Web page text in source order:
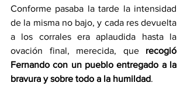
Conforme pasaba la tarde la intensidad
de la misma no bajo, y cada res devuelta
a los corrales era aplaudida hasta la
ovación final, merecida, que recogió
Fernando con un pueblo entregado a la
bravura y sobre todo a la humildad.